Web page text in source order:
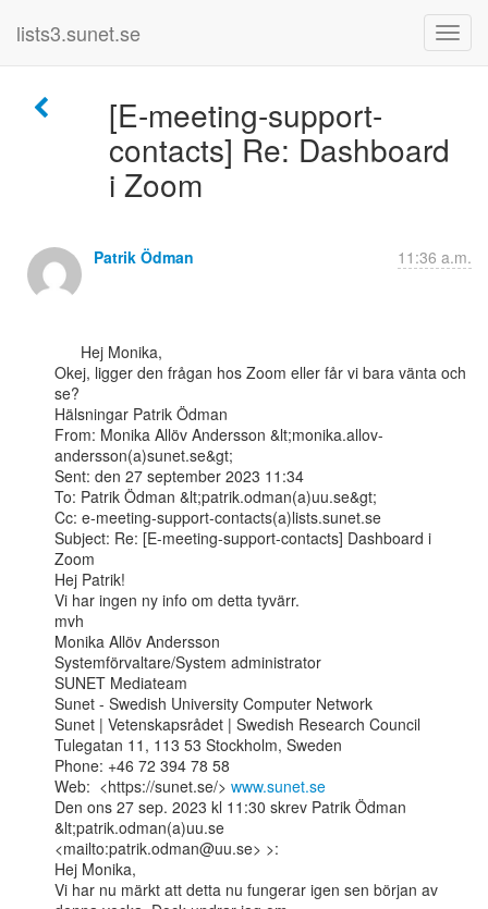
lists3.sunet.se
[E-meeting-support-
contacts] Re: Dashboard
i Zoom
Patrik Ödman 11:36 a.m.
Okej, ligger den frågan hos Zoom eller får vi bara vänta och
se?
Hälsningar Patrik Ödman
From: Monika Allöv Andersson &lt;monika.allov-
andersson(a)sunet.se&gt;
Sent: den 27 september 2023 11:34
To: Patrik Ödman &lt;patrik.odman(a)uu.se&gt;
Cc: e-meeting-support-contacts(a)lists.sunet.se
Subject: Re: [E-meeting-support-contacts] Dashboard i
Zoom
Hej Patrik!
Vi har ingen ny info om detta tyvärr.
mvh
Monika Allöv Andersson
Systemförvaltare/System administrator
SUNET Mediateam
Sunet - Swedish University Computer Network
Sunet | Vetenskapsrådet | Swedish Research Council
Tulegatan 11, 113 53 Stockholm, Sweden
Phone: +46 72 394 78 58
Web:  <https://sunet.se/> www.sunet.se
Den ons 27 sep. 2023 kl 11:30 skrev Patrik Ödman
&lt;patrik.odman(a)uu.se
<mailto:patrik.odman@uu.se> >:
Hej Monika,
Vi har nu märkt att detta nu fungerar igen sen början av